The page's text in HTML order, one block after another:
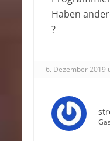
Haben
?
6. Dezember 2019